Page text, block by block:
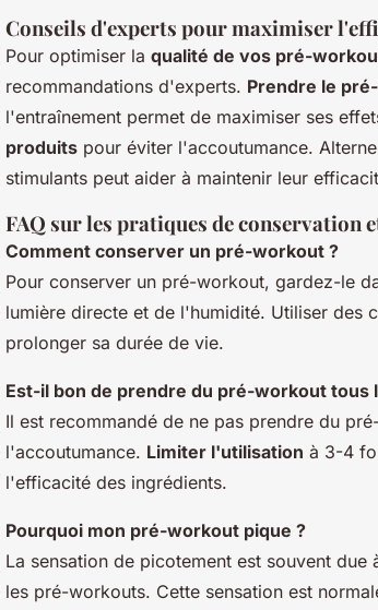
Conseils d'experts pour maximiser
Pour optimiser la qualité de vos pré-
recommandations d'experts. Prendre le
l'entraînement permet de maximiser ses
produits pour éviter l'accoutumance.
stimulants peut aider à maintenir leur
FAQ sur les pratiques de conservation
Comment conserver un pré-workout ?
Pour conserver un pré-workout, gardez-le
lumière directe et de l'humidité. Utiliser des
prolonger sa durée de vie.
Est-il bon de prendre du pré-workout tous
Il est recommandé de ne pas prendre du
l'accoutumance. Limiter l'utilisation à 3-4
l'efficacité des ingrédients.
Pourquoi mon pré-workout pique ?
La sensation de picotement est souvent due
les pré-workouts. Cette sensation est